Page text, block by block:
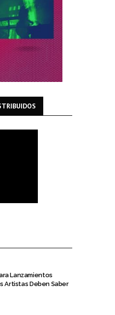
Lanzamientos
Artistas Deben Saber